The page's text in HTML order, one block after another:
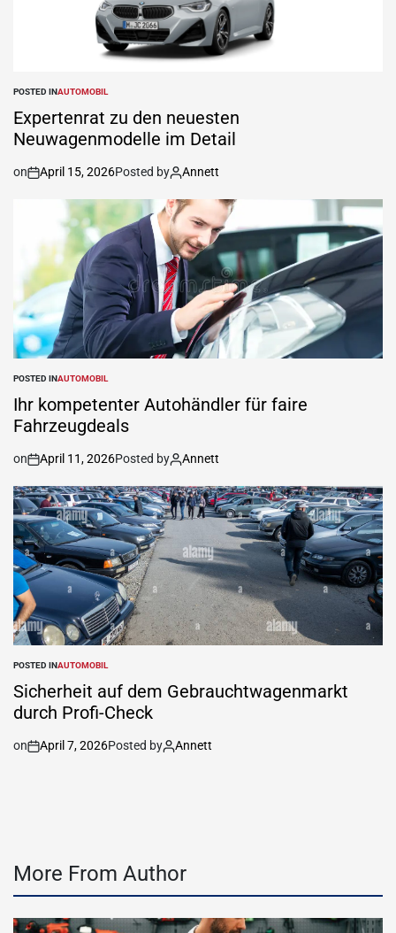
POSTED INAUTOMOBIL
Expertenrat zu den neuesten
Neuwagenmodelle im Detail
on April 15, 2026Posted by Annett
POSTED INAUTOMOBIL
Ihr kompetenter Autohändler für faire
Fahrzeugdeals
on April 11, 2026Posted by Annett
POSTED INAUTOMOBIL
Sicherheit auf dem Gebrauchtwagenmarkt
durch Profi-Check
on April 7, 2026Posted by Annett
More From Author